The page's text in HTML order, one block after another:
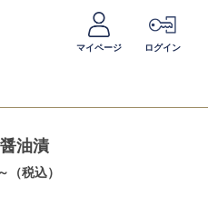
マイページ ログイン
油漬
（税込）